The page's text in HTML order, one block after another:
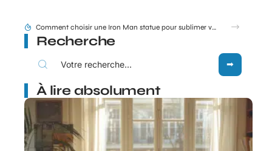
Tram E et F Bordeaux plan en un coup d’œil pour les nouveaux arrivants
Recherche
À lire absolument